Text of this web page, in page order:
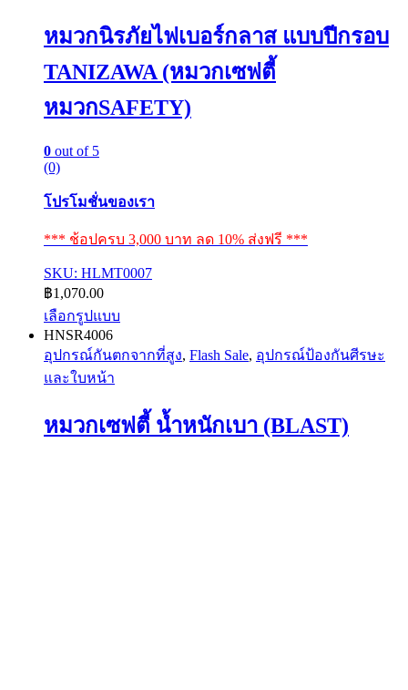
หมวกนิรภัยไฟเบอร์กลาส แบบปีกรอบ
TANIZAWA (หมวกเซฟตี้
หมวกSAFETY)
0 out of 5
(0)
โปรโมชั่นของเรา
*** ช้อปครบ 3,000 บาท ลด 10% ส่งฟรี ***
SKU: HLMT0007
฿1,070.00
เลือกรูปแบบ
This
product
has
multiple
The
options
HNSR4006
อุปกรณ์กันตกจากที่สูง, Flash Sale, อุปกรณ์ป้องกันศีรษะ
และใบหน้า
หมวกเซฟตี้ น้ำหนักเบา (BLAST)